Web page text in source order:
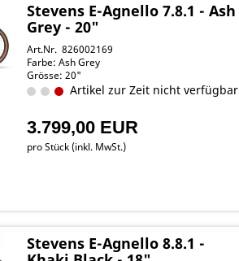
Stevens E-Agnello 7.8.1 - Ash
Grey - 20"
Art.Nr. 826002169
Farbe: Ash Grey
Grösse: 20"
Artikel zur Zeit nicht verfügbar
3.799,00 EUR
pro Stück (inkl. MwSt.)
Stevens E-Agnello 8.8.1 -